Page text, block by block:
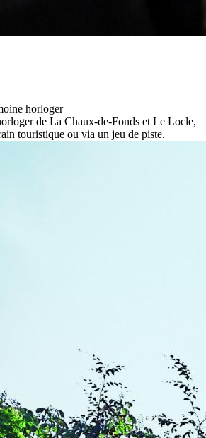
horloger
de La Chaux-de-Fonds et Le Locle,
touristique ou via un jeu de piste.